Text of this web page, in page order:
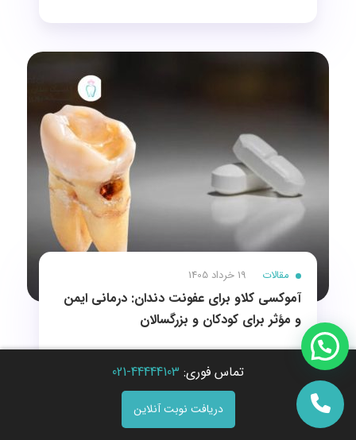
مقالات 19 خرداد 1405
آموکسی کلاو برای عفونت دندان: درمانی ایمن
و مؤثر برای کودکان و بزرگسالان
تماس فوری: 44444103-021
دریافت نوبت آنلاین